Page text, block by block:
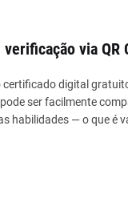
via QR
certificado digital
ser facilmente
habilidades — o que é